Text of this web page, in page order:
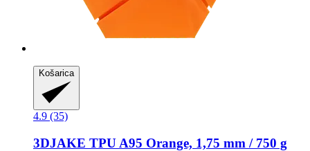
Košarica
4.9 (35)
3DJAKE TPU A95 Orange, 1,75 mm / 750 g